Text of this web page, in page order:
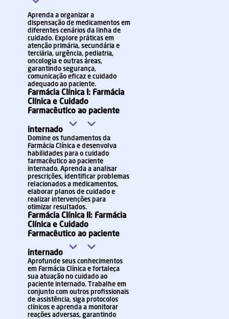
Aprenda a organizar a
dispensação de medicamentos em
diferentes cenários da linha de
cuidado. Explore práticas em
atenção primária, secundária e
terciária, urgência, pediatria,
oncologia e outras áreas,
garantindo segurança,
comunicação eficaz e cuidado
adequado ao paciente.
Farmácia Clínica I: Farmácia
Clínica e Cuidado
Farmacêutico ao paciente
internado
Domine os fundamentos da
Farmácia Clínica e desenvolva
habilidades para o cuidado
farmacêutico ao paciente
internado. Aprenda a analisar
prescrições, identificar problemas
relacionados a medicamentos,
elaborar planos de cuidado e
realizar intervenções para
otimizar resultados.
Farmácia Clínica II: Farmácia
Clínica e Cuidado
Farmacêutico ao paciente
internado
Aprofunde seus conhecimentos
em Farmácia Clínica e fortaleça
sua atuação no cuidado ao
paciente internado. Trabalhe em
conjunto com outros profissionais
de assistência, siga protocolos
clínicos e aprenda a monitorar
reações adversas, garantindo